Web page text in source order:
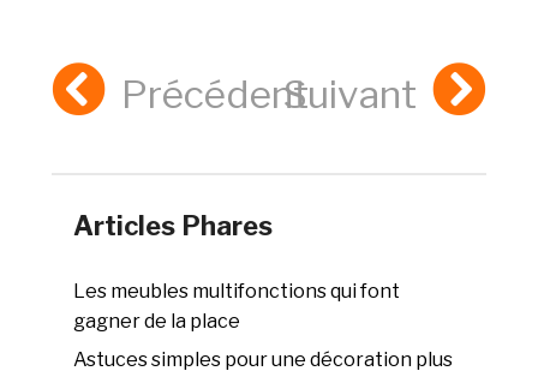
PrécédentSuivant
Articles Phares
Les meubles multifonctions qui font
gagner de la place
Astuces simples pour une décoration plus